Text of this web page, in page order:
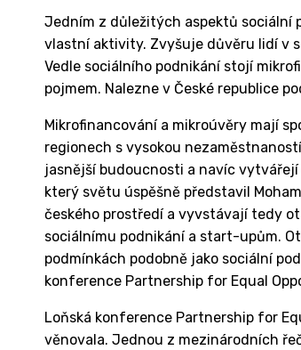
Jedním z důležitých aspektů sociální
vlastní aktivity. Zvyšuje důvěru lidí v
Vedle sociálního podnikání stojí
pojmem. Nalezne v České republice
Mikrofinancování a mikroúvěry mají
regionech s vysokou
jasnější budoucnosti a navíc vytvářejí
který světu úspěšně představil
českého prostředí a vyvstávají tedy
sociálnímu podnikání a start-upům.
podmínkách podobně jako sociální
konference Partnership for Equal
Loňská konference Partnership for
věnovala. Jednou z mezinárodních